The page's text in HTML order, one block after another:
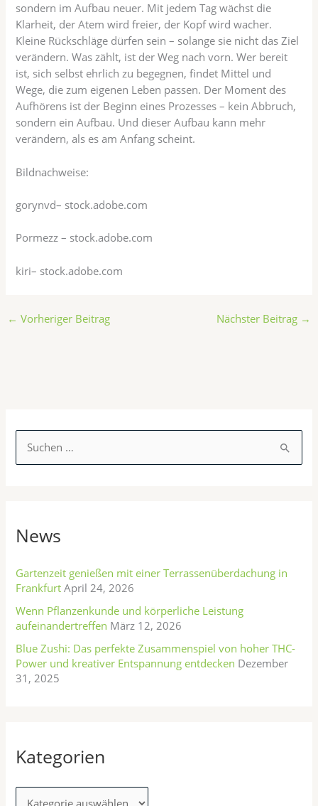
sondern im Aufbau neuer. Mit jedem Tag wächst die
Klarheit, der Atem wird freier, der Kopf wird wacher.
Kleine Rückschläge dürfen sein – solange sie nicht das Ziel
verändern. Was zählt, ist der Weg nach vorn. Wer bereit
ist, sich selbst ehrlich zu begegnen, findet Mittel und
Wege, die zum eigenen Leben passen. Der Moment des
Aufhörens ist der Beginn eines Prozesses – kein Abbruch,
sondern ein Aufbau. Und dieser Aufbau kann mehr
verändern, als es am Anfang scheint.
Bildnachweise:
gorynvd– stock.adobe.com
Pormezz – stock.adobe.com
kiri– stock.adobe.com
← Vorheriger Beitrag Nächster Beitrag →
e
n
a
c
:
News
Gartenzeit genießen mit einer Terrassenüberdachung in
Frankfurt April 24, 2026
Wenn Pflanzenkunde und körperliche Leistung
aufeinandertreffen März 12, 2026
Blue Zushi: Das perfekte Zusammenspiel von hoher THC-
Power und kreativer Entspannung entdecken Dezember
31, 2025
Kategorien
t
r
e
n